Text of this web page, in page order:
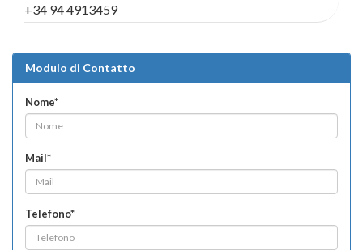
+34 94 4913459
Modulo di Contatto
Nome*
Mail*
Telefono*